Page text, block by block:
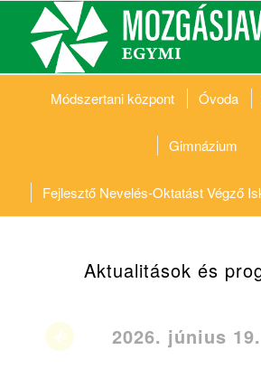
Módszertani központ Óvoda
Gimnázium
Fejlesztő Nevelés-Oktatást Végző
Aktualitások és
2026. június 19.